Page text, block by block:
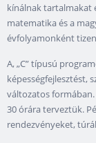
kínálnak tartalmakat
matematika és a
évfolyamonként
A, „C” típusú
képességfejlesztést,
változatos
30 órára terveztük.
rendezvényeket,